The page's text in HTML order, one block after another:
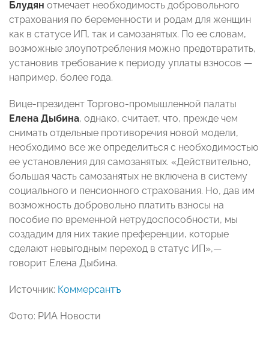
Блудян отмечает необходимость добровольного
страхования по беременности и родам для женщин
как в статусе ИП, так и самозанятых. По ее словам,
возможные злоупотребления можно предотвратить,
установив требование к периоду уплаты взносов —
например, более года.
Вице-президент Торгово-промышленной палаты
Елена Дыбина, однако, считает, что, прежде чем
снимать отдельные противоречия новой модели,
необходимо все же определиться с необходимостью
ее установления для самозанятых. «Действительно,
большая часть самозанятых не включена в систему
социального и пенсионного страхования. Но, дав им
возможность добровольно платить взносы на
пособие по временной нетрудоспособности, мы
создадим для них такие преференции, которые
сделают невыгодным переход в статус ИП»,—
говорит Елена Дыбина.
Источник: Коммерсантъ
Фото: РИА Новости